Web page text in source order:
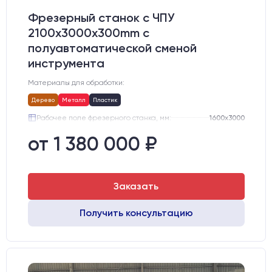
Фрезерный станок с ЧПУ
2100x3000x300mm с
полуавтоматической сменой
инструмента
Материалы для обработки:
Дерево Металл Пластик
Рабочее поле фрезерного станка, мм:
1600х3000
Подшипники шпинделя:
Стол:
Драйверы:
Leadshine
от 1 380 000 ₽
Заказать
Получить консультацию